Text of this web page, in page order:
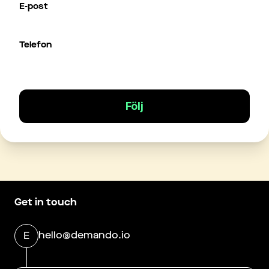
E-post
Telefon
Följ
Get in touch
E hello@demando.io